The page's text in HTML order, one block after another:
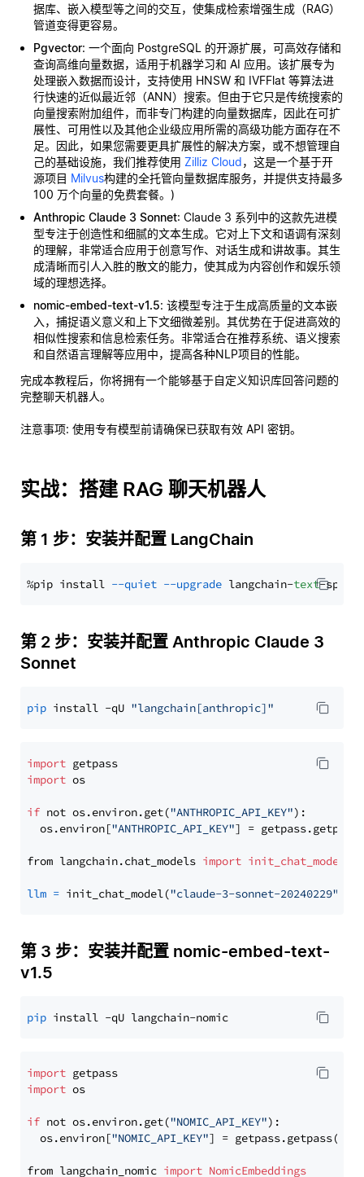
据库、嵌入模型等之间的交互，使集成检索增强生成（RAG）
管道变得更容易。
Pgvector: 一个面向 PostgreSQL 的开源扩展，可高效存储和
查询高维向量数据，适用于机器学习和 AI 应用。该扩展专为
处理嵌入数据而设计，支持使用 HNSW 和 IVFFlat 等算法进
行快速的近似最近邻（ANN）搜索。但由于它只是传统搜索的
向量搜索附加组件，而非专门构建的向量数据库，因此在可扩
展性、可用性以及其他企业级应用所需的高级功能方面存在不
足。因此，如果您需要更具扩展性的解决方案，或不想管理自
己的基础设施，我们推荐使用 Zilliz Cloud，这是一个基于开
源项目 Milvus构建的全托管向量数据库服务，并提供支持最多
100 万个向量的免费套餐。)
Anthropic Claude 3 Sonnet: Claude 3 系列中的这款先进模
型专注于创造性和细腻的文本生成。它对上下文和语调有深刻
的理解，非常适合应用于创意写作、对话生成和讲故事。其生
成清晰而引人入胜的散文的能力，使其成为内容创作和娱乐领
域的理想选择。
nomic-embed-text-v1.5: 该模型专注于生成高质量的文本嵌
入，捕捉语义意义和上下文细微差别。其优势在于促进高效的
相似性搜索和信息检索任务。非常适合在推荐系统、语义搜索
和自然语言理解等应用中，提高各种NLP项目的性能。
完成本教程后，你将拥有一个能够基于自定义知识库回答问题的
完整聊天机器人。
注意事项: 使用专有模型前请确保已获取有效 API 密钥。
实战：搭建 RAG 聊天机器人
第 1 步：安装并配置 LangChain
%pip install --quiet --upgrade langchain-text
第 2 步：安装并配置 Anthropic Claude 3
Sonnet
pip install -qU "langchain[anthropic]"
import
import os
if not os.environ.get("ANTHROPIC_API_KEY"):
  os.environ[
"ANTHROPIC_API_KEY"] = getpass.getpass(
from langchain.chat_models import init_chat_model
llm = init_chat_model("claude-3-sonnet-20240229"
第 3 步：安装并配置 nomic-embed-text-
v1.5
pip
import
import os
if not os.environ.get("NOMIC_API_KEY"):
  os.environ[
"NOMIC_API_KEY"] = getpass.getpass(
from langchain_nomic import NomicEmbeddings